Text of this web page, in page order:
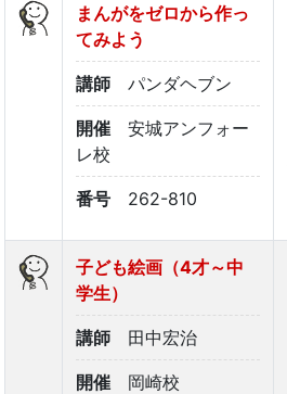
まんがをゼロから作っ
てみよう
講師 パンダヘブン
開催
安城アンフォー
レ校
番号 262-810
子ども絵画（4才～中
学生）
講師 田中宏治
開催 岡崎校